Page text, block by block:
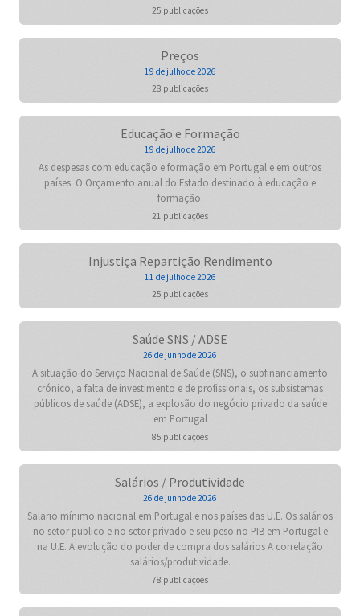
25 publicações
Preços
19 de julho de 2026
28 publicações
Educação e Formação
19 de julho de 2026
As despesas com educação e formação em Portugal e em outros
países. O Orçamento anual do Estado destinado à educação e
formação.
21 publicações
Injustiça Repartição Rendimento
11 de julho de 2026
25 publicações
Saúde SNS / ADSE
26 de junho de 2026
A situação do Serviço Nacional de Saúde (SNS), o subfinanciamento
crónico, a falta de investimento e de profissionais, os subsistemas
públicos de saúde (ADSE), a explosão do negócio privado da saúde
em Portugal
85 publicações
Salários / Produtividade
26 de junho de 2026
Salario mínimo nacional em Portugal e nos países das U.E. Os salários
no setor publico e no setor privado e seu peso no PIB em Portugal e
na U.E. A evolução do poder de compra dos salários A correlação
salários/produtividade.
78 publicações